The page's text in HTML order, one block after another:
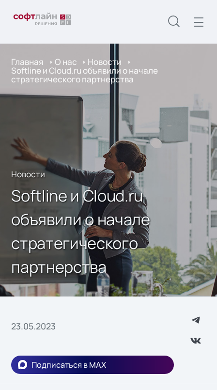
Главная О нас Новости
Softline и Cloud.ru объявили о начале
стратегического партнерства
Новости
Softline и Cloud.ru
объявили о начале
стратегического
партнерства
23.05.2023
Подписаться в MAX